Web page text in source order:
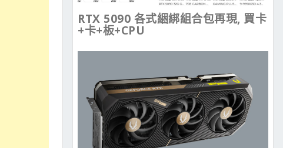
RTX 5090 各式綑綁組合包再現, 買卡
+卡+板+CPU